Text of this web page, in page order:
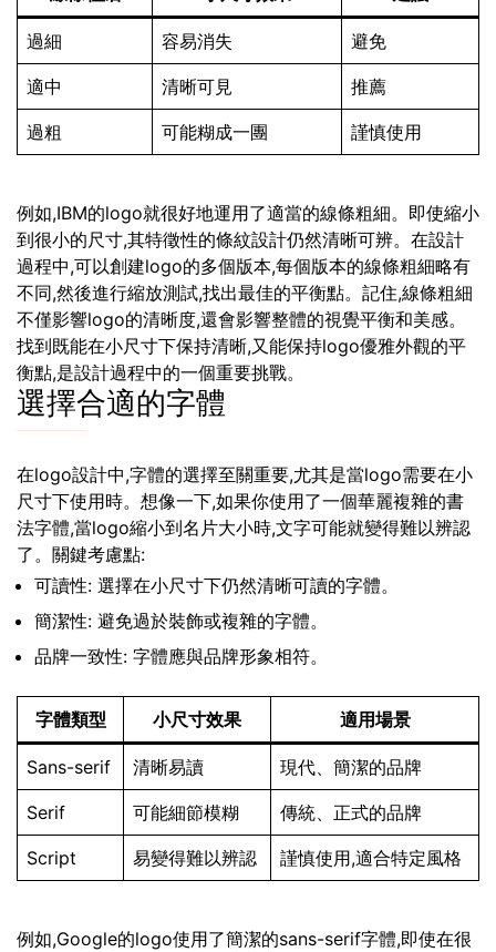
過細 容易消失 避免
適中 清晰可見 推薦
過粗 可能糊成一團 謹慎使用
例如,IBM的logo就很好地運用了適當的線條粗細。即使縮小
到很小的尺寸,其特徵性的條紋設計仍然清晰可辨。在設計
過程中,可以創建logo的多個版本,每個版本的線條粗細略有
不同,然後進行縮放測試,找出最佳的平衡點。記住,線條粗細
不僅影響logo的清晰度,還會影響整體的視覺平衡和美感。
找到既能在小尺寸下保持清晰,又能保持logo優雅外觀的平
衡點,是設計過程中的一個重要挑戰。
選擇合適的字體
在logo設計中,字體的選擇至關重要,尤其是當logo需要在小
尺寸下使用時。想像一下,如果你使用了一個華麗複雜的書
法字體,當logo縮小到名片大小時,文字可能就變得難以辨認
了。關鍵考慮點:
可讀性: 選擇在小尺寸下仍然清晰可讀的字體。
簡潔性: 避免過於裝飾或複雜的字體。
品牌一致性: 字體應與品牌形象相符。
字體類型 小尺寸效果 適用場景
Sans-serif 清晰易讀 現代、簡潔的品牌
Serif 可能細節模糊 傳統、正式的品牌
Script 易變得難以辨認 謹慎使用,適合特定風格
例如,Google的logo使用了簡潔的sans-serif字體,即使在很